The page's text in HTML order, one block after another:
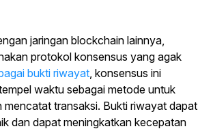
jaringan blockchain lainnya,
protokol konsensus yang agak
bukti riwayat, konsensus ini
waktu sebagai metode untuk
mencatat transaksi. Bukti riwayat dapat
dan dapat meningkatkan kecepatan